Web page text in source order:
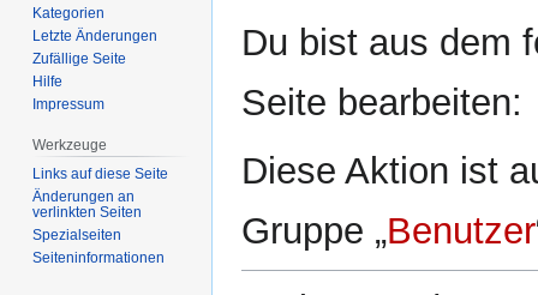
Navigation
Suche
Du bist aus dem
Seite bearbeiten:
Diese Aktion ist
Gruppe „Benutzer
Kategorien
Letzte Änderungen
Zufällige Seite
Hilfe
Impressum
Werkzeuge
Links auf diese Seite
Änderungen an
verlinkten Seiten
Spezialseiten
Seiten­­informationen